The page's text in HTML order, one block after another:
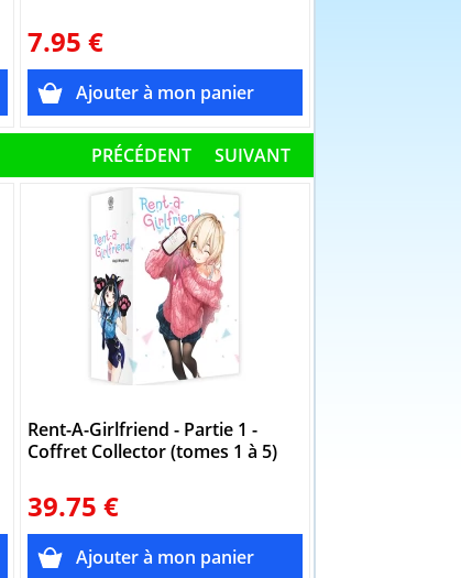
7.95 €
SUIVANT
PRÉCÉDENT
Rent-A-Girlfriend - Partie 1 -
Coffret Collector (tomes 1 à 5)
39.75 €